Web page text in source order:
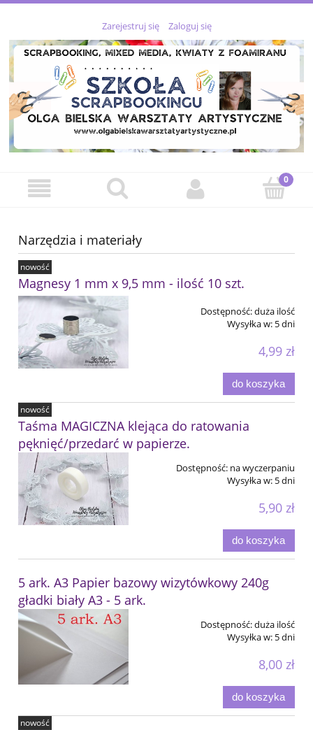
Zarejestruj się Zaloguj się
Narzędzia i materiały
Magnesy 1 mm x 9,5 mm - ilość 10 szt.
Dostępność:duża ilość
Wysyłka w: 5 dni
4,99 zł
do koszyka
nowość
Taśma MAGICZNA klejąca do ratowania
pęknięć/przedarć w papierze.
Dostępność: na wyczerpaniu
Wysyłka w: 5 dni
5,90 zł
do koszyka
nowość
5 ark. A3 Papier bazowy wizytówkowy 240g
gładki biały A3 - 5 ark.
Dostępność:duża ilość
Wysyłka w: 5 dni
8,00 zł
do koszyka
nowość